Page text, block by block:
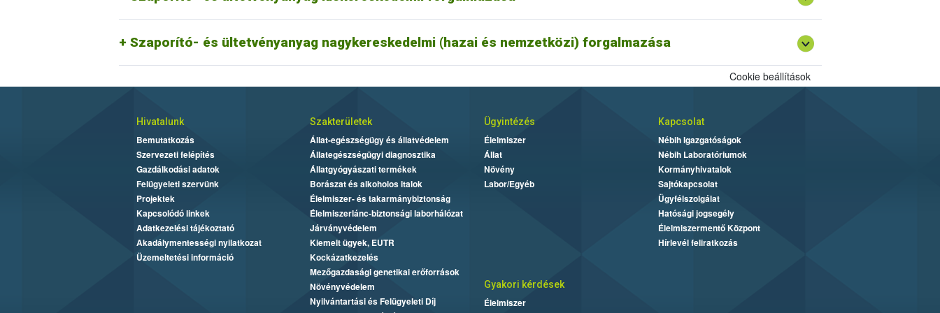
Szaporító- és ültetvényanyag nagykereskedelmi (hazai és nemzetközi) forgalmazása
Cookie beállítások
Hivatalunk
Bemutatkozás
Szervezeti felépítés
Gazdálkodási adatok
Felügyeleti szervünk
Projektek
Kapcsolódó linkek
Adatkezelési tájékoztató
Akadálymentességi nyilatkozat
Üzemeltetési információ
Szakterületek
Állat-egészségügy és állatvédelem
Állategészségügyi diagnosztika
Állatgyógyászati termékek
Borászat és alkoholos italok
Élelmiszer- és takarmánybiztonság
Élelmiszerlánc-biztonsági laborhálózat
Járványvédelem
Kiemelt ügyek, EUTR
Kockázatkezelés
Mezőgazdasági genetikai erőforrások
Növényvédelem
Nyilvántartási és Felügyeleti Díj
Ügyintézés
Élelmiszer
Állat
Növény
Labor/Egyéb
Kapcsolat
Nébih Igazgatóságok
Nébih Laboratóriumok
Kormányhivatalok
Sajtókapcsolat
Ügyfélszolgálat
Hatósági jogsegély
Élelmiszermentő Központ
Hírlevél feliratkozás
Gyakori kérdések
Élelmiszer